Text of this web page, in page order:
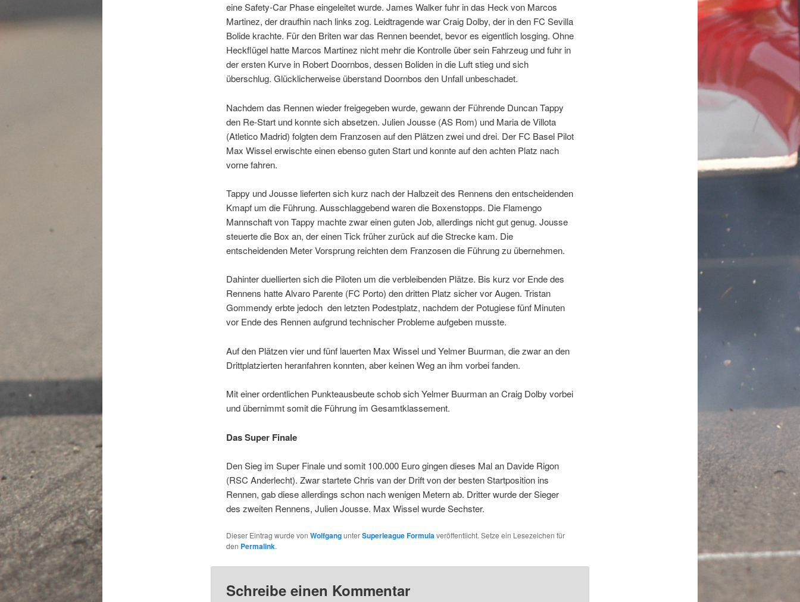
eine Safety-Car Phase eingeleitet wurde. James Walker fuhr in das Heck von Marcos
Martinez, der draufhin nach links zog. Leidtragende war Craig Dolby, der in den FC Sevilla
Bolide krachte. Für den Briten war das Rennen beendet, bevor es eigentlich losging. Ohne
Heckflügel hatte Marcos Martinez nicht mehr die Kontrolle über sein Fahrzeug und fuhr in
der ersten Kurve in Robert Doornbos, dessen Boliden in die Luft stieg und sich
überschlug. Glücklicherweise überstand Doornbos den Unfall unbeschadet.
Nachdem das Rennen wieder freigegeben wurde, gewann der Führende Duncan Tappy
den Re-Start und konnte sich absetzen. Julien Jousse (AS Rom) und Maria de Villota
(Atletico Madrid) folgten dem Franzosen auf den Plätzen zwei und drei. Der FC Basel Pilot
Max Wissel erwischte einen ebenso guten Start und konnte auf den achten Platz nach
vorne fahren.
Tappy und Jousse lieferten sich kurz nach der Halbzeit des Rennens den entscheidenden
Kmapf um die Führung. Ausschlaggebend waren die Boxenstopps. Die Flamengo
Mannschaft von Tappy machte zwar einen guten Job, allerdings nicht gut genug. Jousse
steuerte die Box an, der einen Tick früher zurück auf die Strecke kam. Die
entscheidenden Meter Vorsprung reichten dem Franzosen die Führung zu übernehmen.
Dahinter duellierten sich die Piloten um die verbleibenden Plätze. Bis kurz vor Ende des
Rennens hatte Alvaro Parente (FC Porto) den dritten Platz sicher vor Augen. Tristan
Gommendy erbte jedoch den letzten Podestplatz, nachdem der Potugiese fünf Minuten
vor Ende des Rennen aufgrund technischer Probleme aufgeben musste.
Auf den Plätzen vier und fünf lauerten Max Wissel und Yelmer Buurman, die zwar an den
Drittplatzierten heranfahren konnten, aber keinen Weg an ihm vorbei fanden.
Mit einer ordentlichen Punkteausbeute schob sich Yelmer Buurman an Craig Dolby vorbei
und übernimmt somit die Führung im Gesamtklassement.
Das Super Finale
Den Sieg im Super Finale und somit 100.000 Euro gingen dieses Mal an Davide Rigon
(RSC Anderlecht). Zwar startete Chris van der Drift von der besten Startposition ins
Rennen, gab diese allerdings schon nach wenigen Metern ab. Dritter wurde der Sieger
des zweiten Rennens, Julien Jousse. Max Wissel wurde Sechster.
Dieser Eintrag wurde von WolfgangunterSuperleague Formulaveröffentlicht. Setze ein Lesezeichen für
den Permalink.
Schreibe einen Kommentar